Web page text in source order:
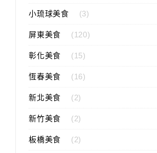
小琉球美食 (3)
屏東美食 (120)
彰化美食 (15)
恆春美食 (16)
新北美食 (2)
新竹美食 (2)
板橋美食 (2)